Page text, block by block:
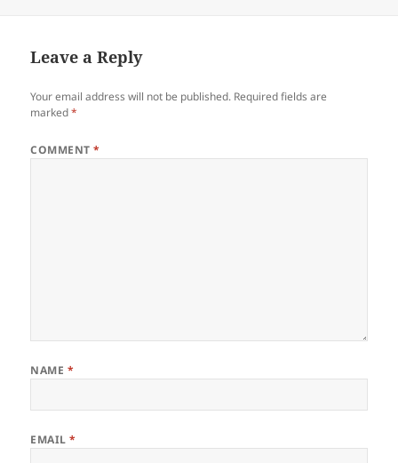
Leave a Reply
Your email address will not be published. Required fields are
marked*
COMMENT*
NAME *
EMAIL*